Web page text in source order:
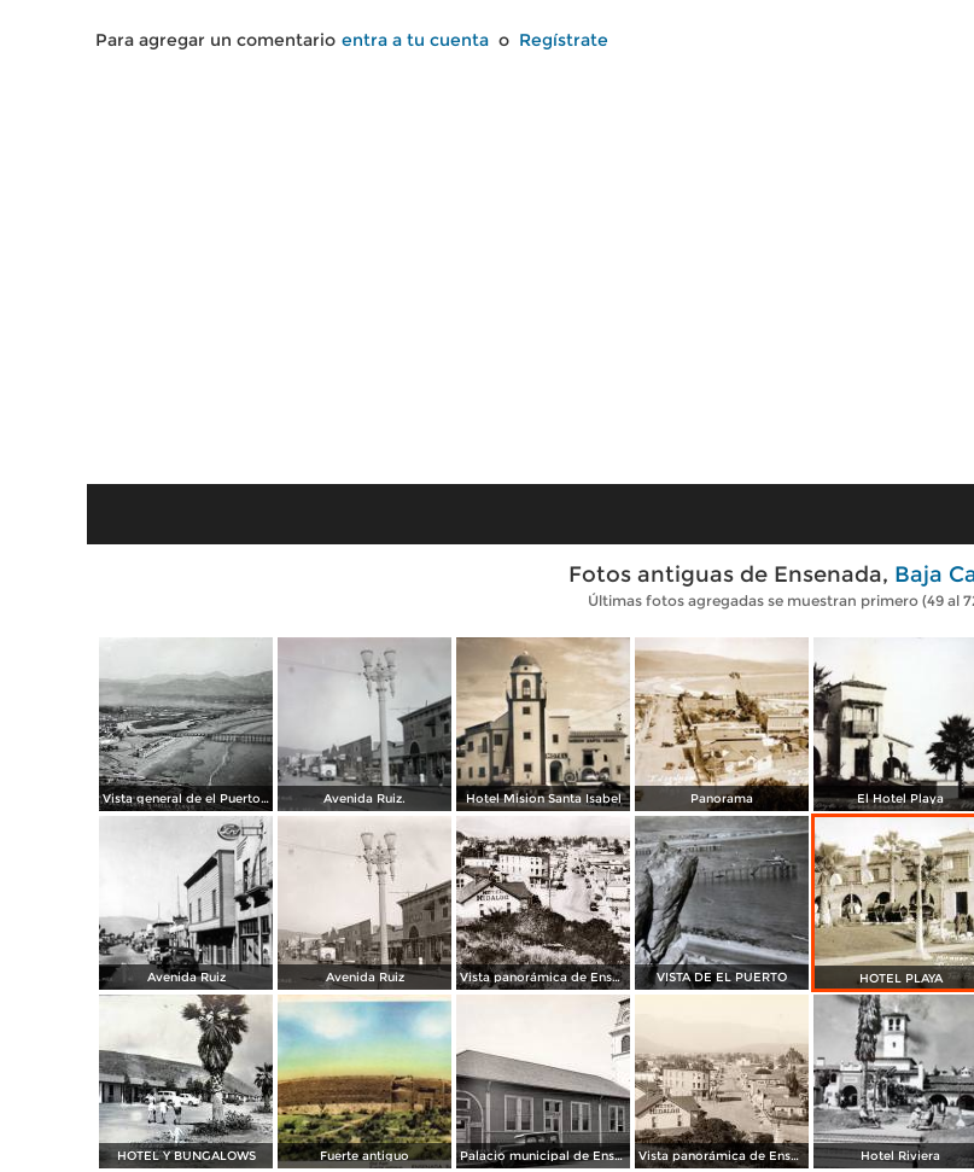
Para agregar un comentario entra a tu cuenta o Regístrate
Fotos antiguas de Ensenada, Baja
Últimas fotos agregadas se muestran primero (49 al
Vista general de el Puerto y Hotel Playa. Avenida Ruiz. Hotel Mision Santa Isabel Panorama El Hotel Playa
Avenida Ruiz Avenida Ruiz Vista panorámica de Ensenada VISTA DE EL PUERTO HOTEL PLAYA
HOTEL Y BUNGALOWS Fuerte antiguo Palacio municipal de Ensenada Vista panorámica de Ensenada Hotel Riviera